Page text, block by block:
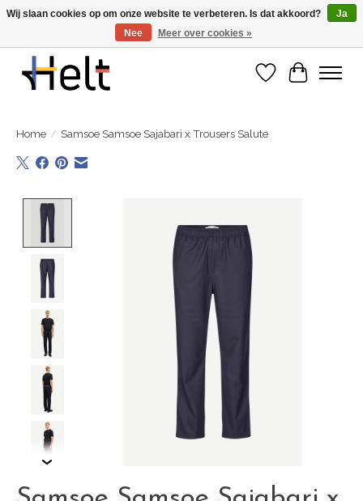
Ontdek de nieuwe collecties in store & online
Verlanglijst
Home / Samsoe Samsoe Sajabari x Trousers Salute
Wij slaan cookies op om onze website te verbeteren. Is dat akkoord?
Ja
Nee
Meer over cookies »